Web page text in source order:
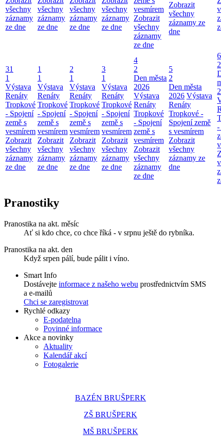
všechny
záznamy
ze dne
všechny
záznamy
ze dne
všechny
záznamy
ze dne
všechny
záznamy
ze dne
vesmírem
Zobrazit
všechny
záznamy
ze dne
Zobrazit
všechny
záznamy ze
dne
31
1
Výstava
Renáty
Tropkové
- Spojení
země s
vesmírem
Zobrazit
všechny
záznamy
ze dne
1
1
Výstava
Renáty
Tropkové
- Spojení
země s
vesmírem
Zobrazit
všechny
záznamy
ze dne
2
1
Výstava
Renáty
Tropkové
- Spojení
země s
vesmírem
Zobrazit
všechny
záznamy
ze dne
3
1
Výstava
Renáty
Tropkové
- Spojení
země s
vesmírem
Zobrazit
všechny
záznamy
ze dne
4
2
Den města
2026
Výstava
Renáty
Tropkové
- Spojení
země s
vesmírem
Zobrazit
všechny
záznamy
ze dne
5
2
Den města
2026 Výstava
Renáty
Tropkové -
Spojení země
s vesmírem
Zobrazit
všechny
záznamy ze
dne
6
2
-
Pranostiky
Pranostika na akt. měsíc
Ať si kdo chce, co chce říká - v srpnu ještě do rybníka.
Pranostika na akt. den
Když srpen pálí, bude pálit i víno.
Smart Info
Dostávejte informace z našeho webu prostřednictvím SMS
a e-mailů
Chci se zaregistrovat
Rychlé odkazy
E-podatelna
Povinné informace
Akce a novinky
Aktuality
Kalendář akcí
Fotogalerie
BAZÉN BRUŠPERK
ZŠ BRUŠPERK
MŠ BRUŠPERK